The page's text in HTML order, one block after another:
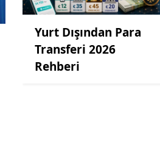
Yurt Dışından Para
Transferi 2026
Rehberi